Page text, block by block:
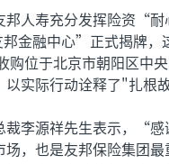
人寿充分发挥险资“
金融中心”正式揭牌，
位于北京市朝阳区中
实际行动诠释了"扎根
裁李源祥先生表示，“
，也是友邦保险集团